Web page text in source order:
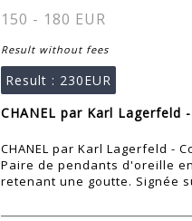
150 - 180 EUR
Result without fees
Result : 230EUR
CHANEL par Karl
CHANEL par Karl Lagerfeld -
Paire de pendants d'oreille
retenant une goutte. Signée